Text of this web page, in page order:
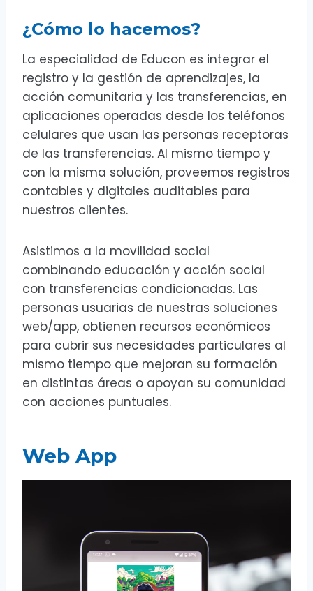
¿Cómo lo hacemos?
La especialidad de Educon es integrar el
registro y la gestión de aprendizajes, la
acción comunitaria y las transferencias, en
aplicaciones operadas desde los teléfonos
celulares que usan las personas receptoras
de las transferencias. Al mismo tiempo y
con la misma solución, proveemos registros
contables y digitales auditables para
nuestros clientes.
Asistimos a la movilidad social
combinando educación y acción social
con transferencias condicionadas. Las
personas usuarias de nuestras soluciones
web/app, obtienen recursos económicos
para cubrir sus necesidades particulares al
mismo tiempo que mejoran su formación
en distintas áreas o apoyan su comunidad
con acciones puntuales.
Web App